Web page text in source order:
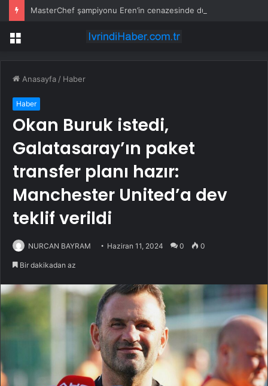
Menü
Anasayfa / Haber
Haber
Okan Buruk istedi,
Galatasaray’ın paket
transfer planı hazır:
Manchester United’a dev
teklif verildi
NURCAN BAYRAM Haziran 11, 2024 0 0
Bir dakikadan az